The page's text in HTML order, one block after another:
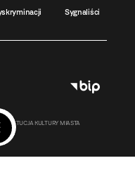
Sygnaliści
KULTURY MIASTA